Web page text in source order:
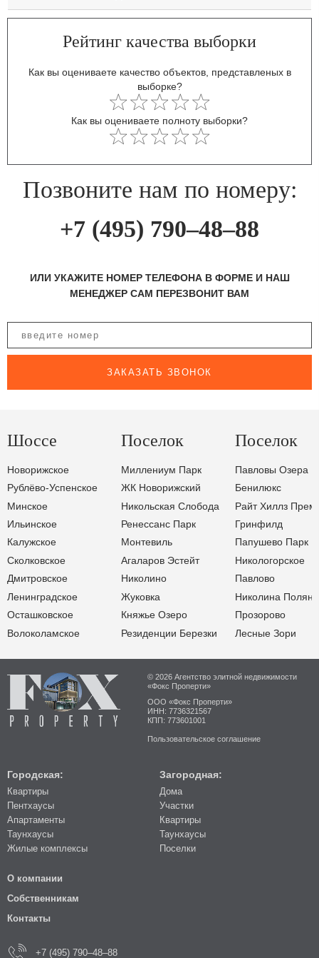
Рейтинг качества выборки
Как вы оцениваете качество объектов, представленых в
выборке?
Как вы оцениваете полноту выборки?
Позвоните нам по номеру:
+7 (495) 790–48–88
ИЛИ УКАЖИТЕ НОМЕР ТЕЛЕФОНА В ФОРМЕ И НАШ
МЕНЕДЖЕР САМ ПЕРЕЗВОНИТ ВАМ
ЗАКАЗАТЬ ЗВОНОК
Шоссе
Новорижское
Рублёво-Успенское
Минское
Ильинское
Калужское
Сколковское
Дмитровское
Ленинградское
Осташковское
Волоколамское
Поселок
Миллениум Парк
ЖК Новорижский
Никольская Слобода
Ренессанс Парк
Монтевиль
Агаларов Эстейт
Николино
Жуковка
Княжье Озеро
Резиденции Березки
Поселок
Павловы Озера
Бенилюкс
Райт Хиллз
Гринфилд
Папушево Парк
Никологорское
Павлово
Николина Поляна
Прозорово
Лесные Зори
© 2026 Агентство элитной недвижимости
«Фокс Проперти»
ООО «Фокс Проперти»
ИНН: 7736321567
КПП: 773601001
Пользовательское соглашение
Городская:
Квартиры
Пентхаусы
Апартаменты
Таунхаусы
Жилые комплексы
Загородная:
Дома
Участки
Квартиры
Таунхаусы
Поселки
О компании
Собственникам
Контакты
+7 (495) 790–48–88